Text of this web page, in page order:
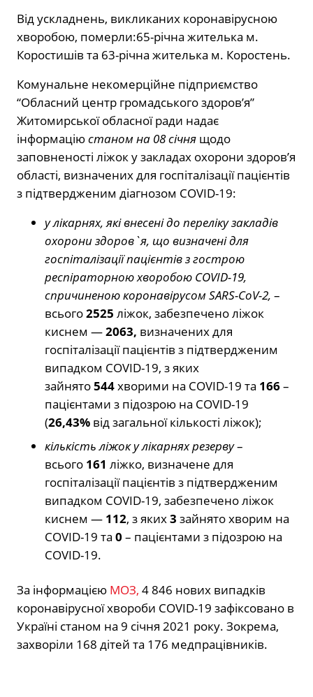
Від ускладнень, викликаних коронавірусною
хворобою, померли:65-річна жителька м.
Коростишів та 63-річна жителька м. Коростень.
Комунальне некомерційне підприємство
“Обласний центр громадського здоров’я”
Житомирської обласної ради надає
інформаціюстаном на 08 січня щодо
заповненості ліжок у закладах охорони здоров’я
області, визначених для госпіталізації пацієнтів
з підтвердженим діагнозом COVID-19:
у лікарнях, які внесені до переліку закладів
охорони здоров`я, що визначені для
госпіталізації пацієнтів з гострою
респіраторною хворобою COVID-19,
спричиненою коронавірусом SARS-CoV-2, –
всього2525 ліжок, забезпечено ліжок
киснем —2063, визначених для
госпіталізації пацієнтів з підтвердженим
випадком COVID-19, з яких
зайнято544хворими на COVID-19 та 166–
пацієнтами з підозрою на COVID-19
(26,43% від загальної кількості ліжок);
кількість ліжок у лікарнях резерву–
всього 161 ліжко, визначене для
госпіталізації пацієнтів з підтвердженим
випадком COVID-19, забезпечено ліжок
киснем — 112, з яких3 зайнято хворим на
COVID-19 та 0 – пацієнтами з підозрою на
COVID-19.
За інформацією МОЗ, 4 846 нових випадків
коронавірусної хвороби COVID-19 зафіксовано в
Україні станом на 9 січня 2021 року. Зокрема,
захворіли 168 дітей та 176 медпрацівників.